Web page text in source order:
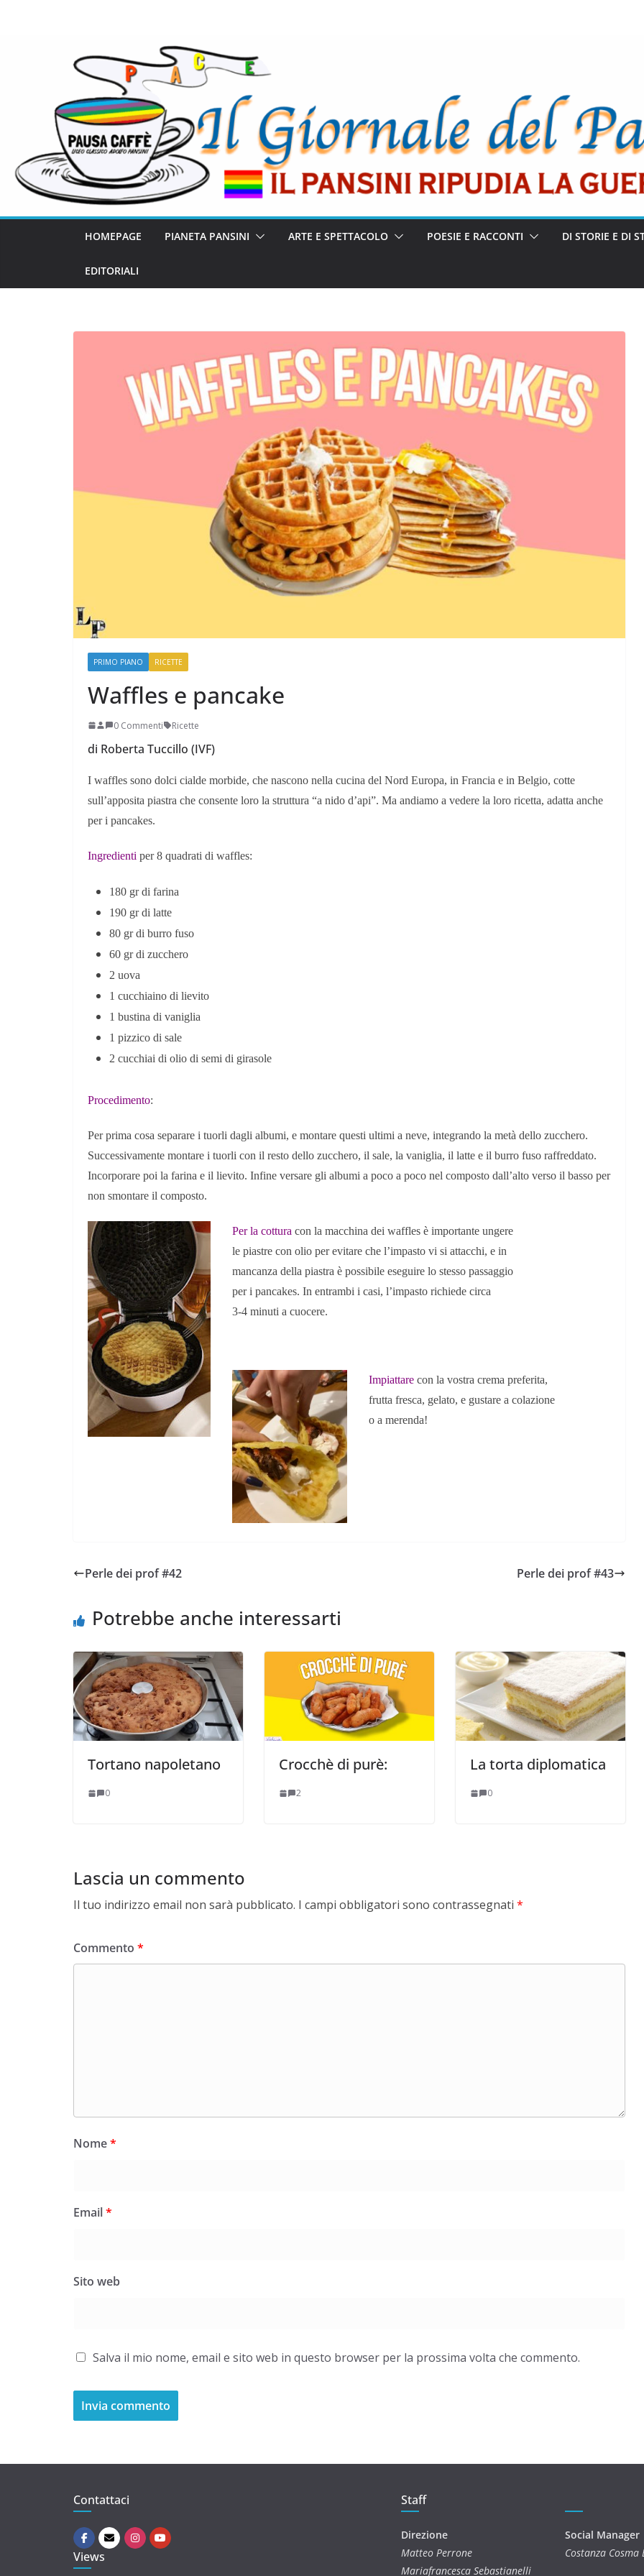
HOMEPAGE PIANETA PANSINI ARTE E SPETTACOLO POESIE E RACCONTI DI STORIE E DI
EDITORIALI
PRIMO PIANO RICETTE
Waffles e pancake
0 Commenti Ricette
di Roberta Tuccillo (IVF)
I waffles sono dolci cialde morbide, che nascono nella cucina del Nord Europa, in Francia e in Belgio, cotte
sull’apposita piastra che consente loro la struttura “a nido d’api”. Ma andiamo a vedere la loro ricetta, adatta anche
per i pancakes.
Ingredienti per 8 quadrati di waffles:
180 gr di farina
190 gr di latte
80 gr di burro fuso
60 gr di zucchero
2 uova
1 cucchiaino di lievito
1 bustina di vaniglia
1 pizzico di sale
2 cucchiai di olio di semi di girasole
Procedimento:
Per prima cosa separare i tuorli dagli albumi, e montare questi ultimi a neve, integrando la metà dello zucchero.
Successivamente montare i tuorli con il resto dello zucchero, il sale, la vaniglia, il latte e il burro fuso raffreddato.
Incorporare poi la farina e il lievito. Infine versare gli albumi a poco a poco nel composto dall’alto verso il basso per
non smontare il composto.
Per la cottura con la macchina dei waffles è importante ungere
le piastre con olio per evitare che l’impasto vi si attacchi, e in
mancanza della piastra è possibile eseguire lo stesso passaggio
per i pancakes. In entrambi i casi, l’impasto richiede circa
3-4 minuti a cuocere.
Impiattare con la vostra crema preferita,
frutta fresca, gelato, e gustare a colazione
o a merenda!
Perle dei prof #42 Perle dei prof #43
Potrebbe anche interessarti
Tortano napoletano
0
Crocchè di purè:
2
La torta diplomatica
0
Lascia un commento
Il tuo indirizzo email non sarà pubblicato. I campi obbligatori sono contrassegnati *
Commento *
Nome*
Email*
Sito web
Salva il mio nome, email e sito web in questo browser per la prossima volta che commento.
Incontro sul referendum per la riforma della
magistratura
L’ANNO DEI CINECOMICS: 2026 TRA FILM E
SERIE TV
Perle dei prof #38
Napoli: una città indifferente che vive nella
Contattaci
Views
Staff
Direzione
Matteo Perrone
Mariafrancesca Sebastianelli
Social Manager
Costanza Cosma